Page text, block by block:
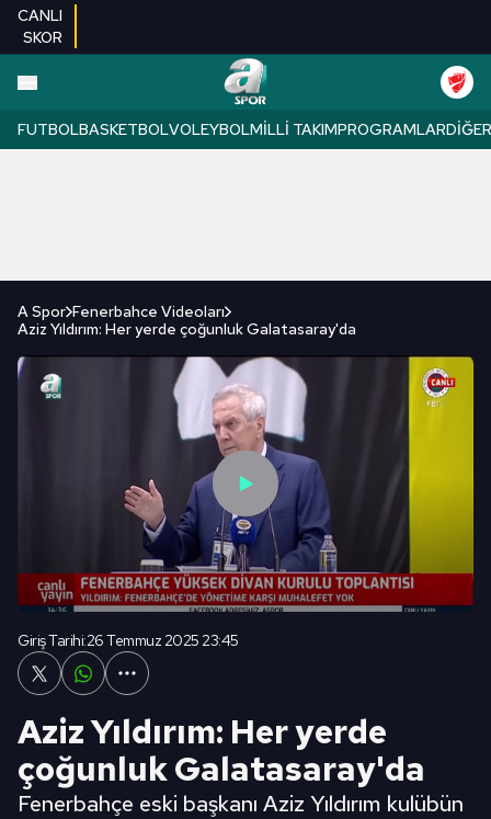
CANLI
SKOR
FUTBOLBASKETBOLVOLEYBOLMILLI TAKIMPROGRAMLARDIĞER
A Spor Fenerbahce Videoları
Aziz Yıldırım: Her yerde çoğunluk Galatasaray'da
Giriş Tarihi:26 Temmuz 2025 23:45
Aziz Yıldırım: Her yerde
çoğunluk Galatasaray'da
Fenerbahçe eski başkanı Aziz Yıldırım kulübün